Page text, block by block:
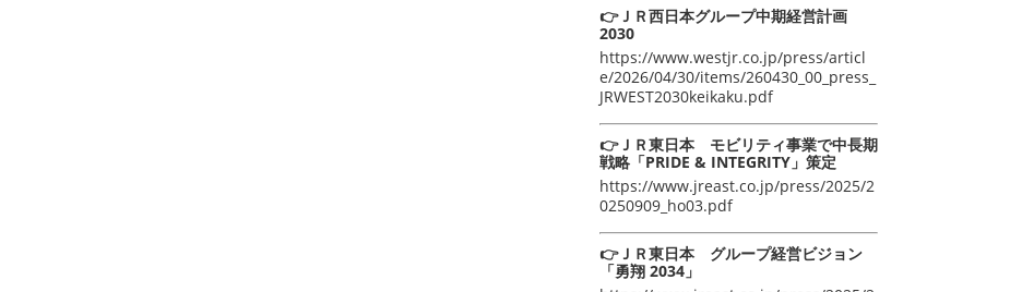
👉ＪＲ西日本グループ中期経営計画
2030
https://www.westjr.co.jp/press/articl
e/2026/04/30/items/260430_00_press_
JRWEST2030keikaku.pdf
👉ＪＲ東日本 モビリティ事業で中長期
戦略「PRIDE & INTEGRITY」策定
https://www.jreast.co.jp/press/2025/2
0250909_ho03.pdf
👉ＪＲ東日本 グループ経営ビジョン
「勇翔 2034」